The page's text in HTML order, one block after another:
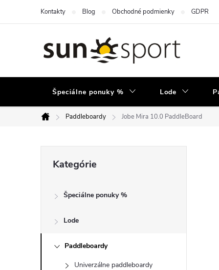
Kontakty Blog Obchodné podmienky GDPR
Špeciálne ponuky % Lode
Domov
Paddleboardy Jobe Mira 10.0 PaddleBoard
n
kategórie
Kategórie
Špeciálne ponuky %
Lode
Paddleboardy
Univerzálne paddleboardy